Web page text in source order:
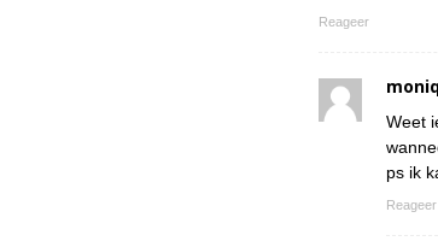
Reageer
Weet
ps ik
Reageer